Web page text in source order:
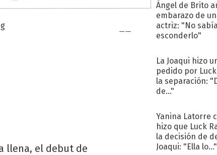
llena, el debut de
Ángel de Brito
embarazo de
actriz: "No
esconderlo"
La Joaqui hizo
pedido por
la separación:
de..."
Yanina Latorre
hizo que Luck
la decisión de
Joaqui: "Ella lo..."